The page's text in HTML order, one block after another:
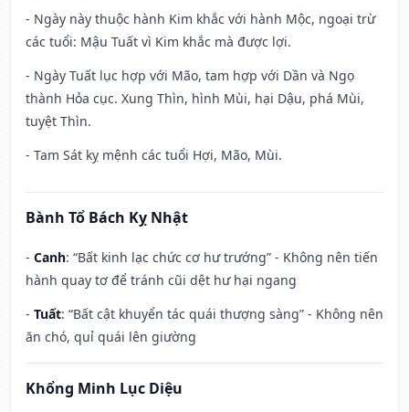
- Ngày này thuộc hành Kim khắc với hành Mộc, ngoại trừ
các tuổi: Mậu Tuất vì Kim khắc mà được lợi.
- Ngày Tuất lục hợp với Mão, tam hợp với Dần và Ngọ
thành Hỏa cục. Xung Thìn, hình Mùi, hại Dậu, phá Mùi,
tuyệt Thìn.
- Tam Sát kỵ mệnh các tuổi Hợi, Mão, Mùi.
Bành Tổ Bách Kỵ Nhật
- Canh: “Bất kinh lạc chức cơ hư trướng” - Không nên tiến
hành quay tơ để tránh cũi dệt hư hại ngang
- Tuất: “Bất cật khuyển tác quái thượng sàng” - Không nên
ăn chó, quỉ quái lên giường
Khổng Minh Lục Diệu